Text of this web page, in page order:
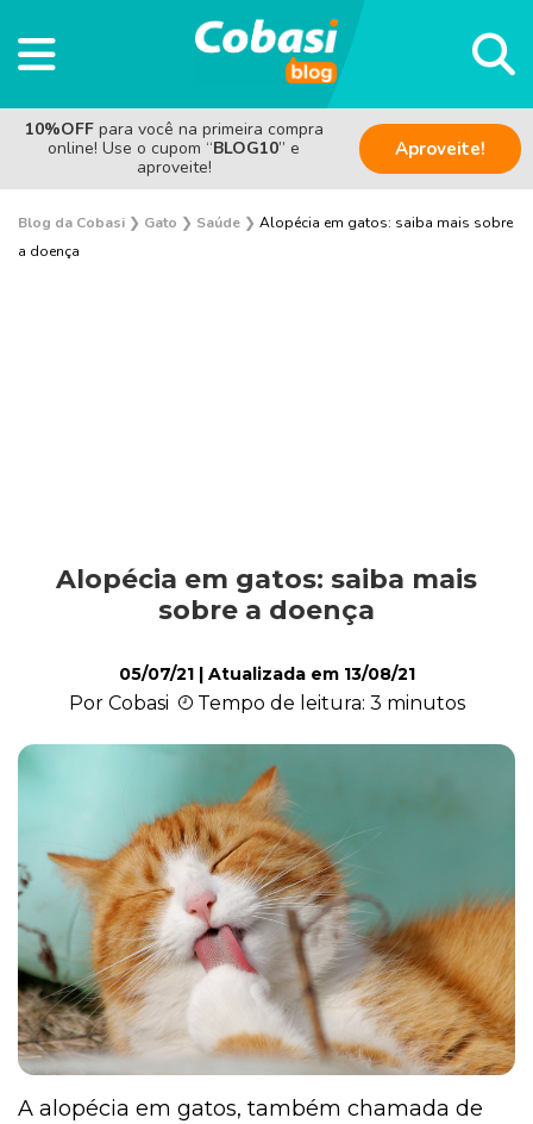
10%OFF para você na primeira compra
online! Use o cupom “BLOG10” e
aproveite!
Aproveite!
Blog da Cobasi ❯ Gato ❯ Saúde ❯ Alopécia em gatos: saiba mais sobre
a doença
Comportamento
Curiosidades
Filhote
Higiene
Saúde
Alopécia em gatos: saiba mais
sobre a doença
05/07/21| Atualizada em 13/08/21
Por Cobasi Tempo de leitura: 3 minutos
A alopécia em gatos, também chamada de